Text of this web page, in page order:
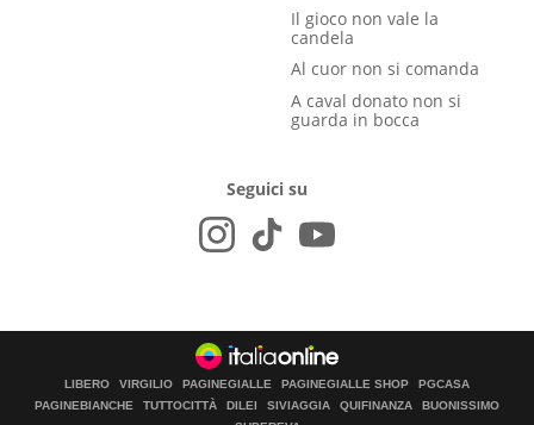
Il gioco non vale la
candela
Al cuor non si comanda
A caval donato non si
guarda in bocca
Seguici su
LIBERO VIRGILIO PAGINEGIALLE PAGINEGIALLE SHOP
PGCASA
PAGINEBIANCHE
TUTTOCITTÀ DILEI SIVIAGGIA QUIFINANZA
BUONISSIMO